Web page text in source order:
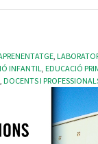
,
INFANTIL, EDUCACIÓ
, DOCENTS I